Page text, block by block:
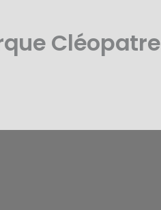
Cléopatre